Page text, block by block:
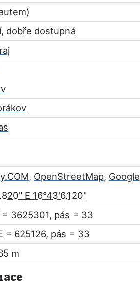
dobře dostupná
, OpenStreetMap, Google
E 16°43'6.120"
3625301, pás = 33
= 625126, pás = 33
m